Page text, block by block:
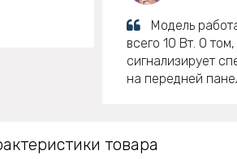
Модель
всего 10 Вт. О
сигнализирует
на передней
товара